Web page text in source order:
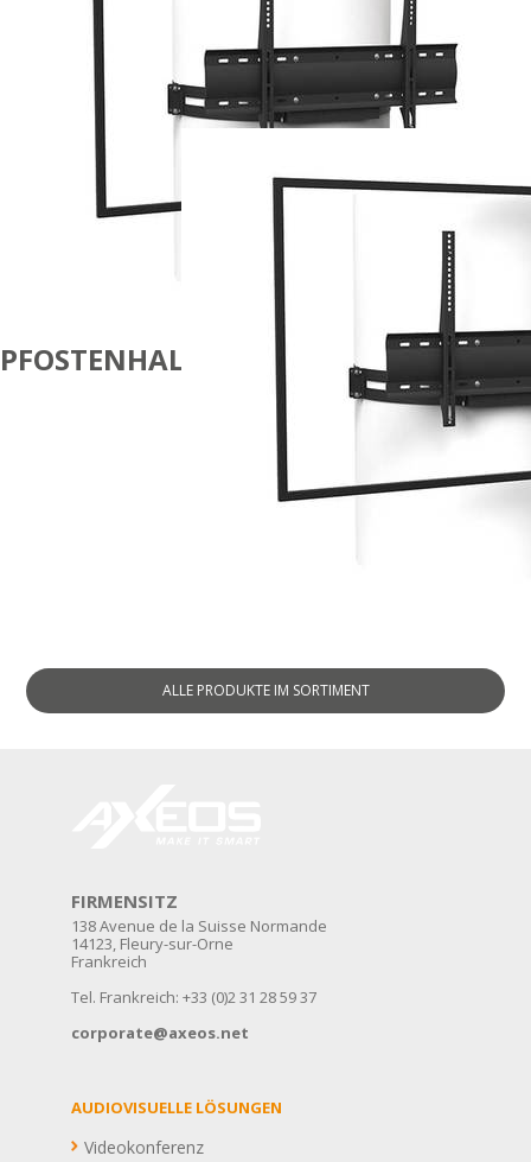
PFOSTENHALTERUNG
ALLE PRODUKTE IM SORTIMENT
FIRMENSITZ
138 Avenue de la Suisse Normande
14123, Fleury-sur-Orne
Frankreich
Tel. Frankreich: +33 (0)2 31 28 59 37
corporate@axeos.net
AUDIOVISUELLE LÖSUNGEN
Videokonferenz